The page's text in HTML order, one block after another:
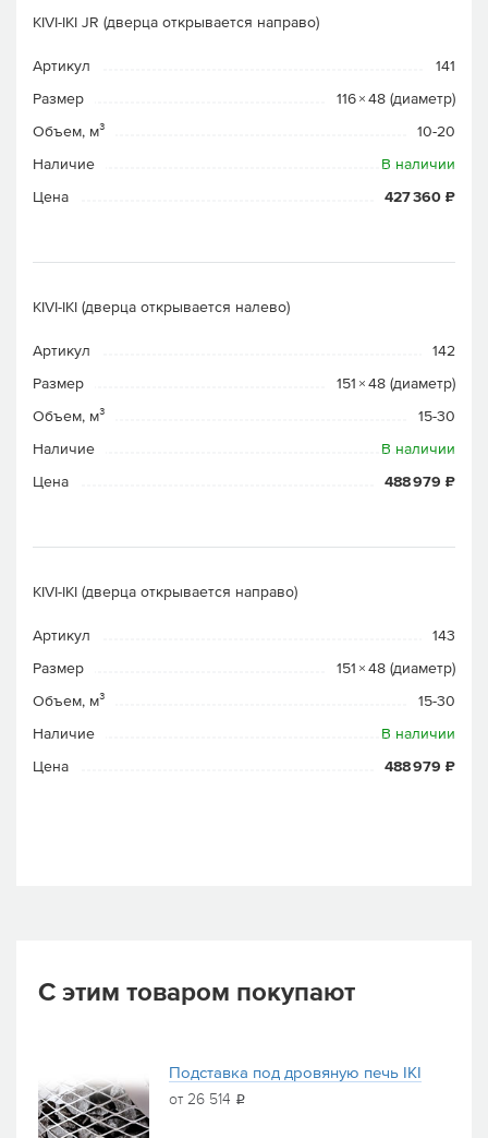
KIVI-IKI JR (дверца открывается направо)
Артикул
141
Размер
116 × 48 (диаметр)
Объем, м³
10-20
Наличие
В наличии
Цена
427 360 ₽
KIVI-IKI (дверца открывается налево)
Артикул
142
Размер
151 × 48 (диаметр)
Объем, м³
15-30
Наличие
В наличии
Цена
488 979 ₽
KIVI-IKI (дверца открывается направо)
Артикул
143
Размер
151 × 48 (диаметр)
Объем, м³
15-30
Наличие
В наличии
Цена
488 979 ₽
С этим товаром покупают
Подставка под дровяную печь IKI
от 26 514 i